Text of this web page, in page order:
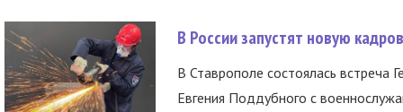
В России запустят новую
В Ставрополе состоялась встреча
Евгения Поддубного с